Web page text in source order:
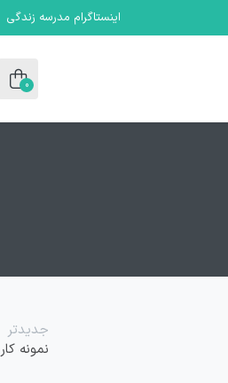
اینستاگرام مدرسه زندگی
0
جدیدتر
نمونه